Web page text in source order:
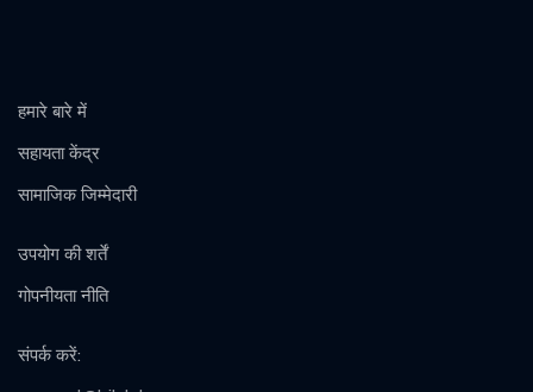
हमारे बारे में
सहायता केंद्र
सामाजिक जिम्मेदारी
उपयोग की शर्तें
गोपनीयता नीति
संपर्क करें: